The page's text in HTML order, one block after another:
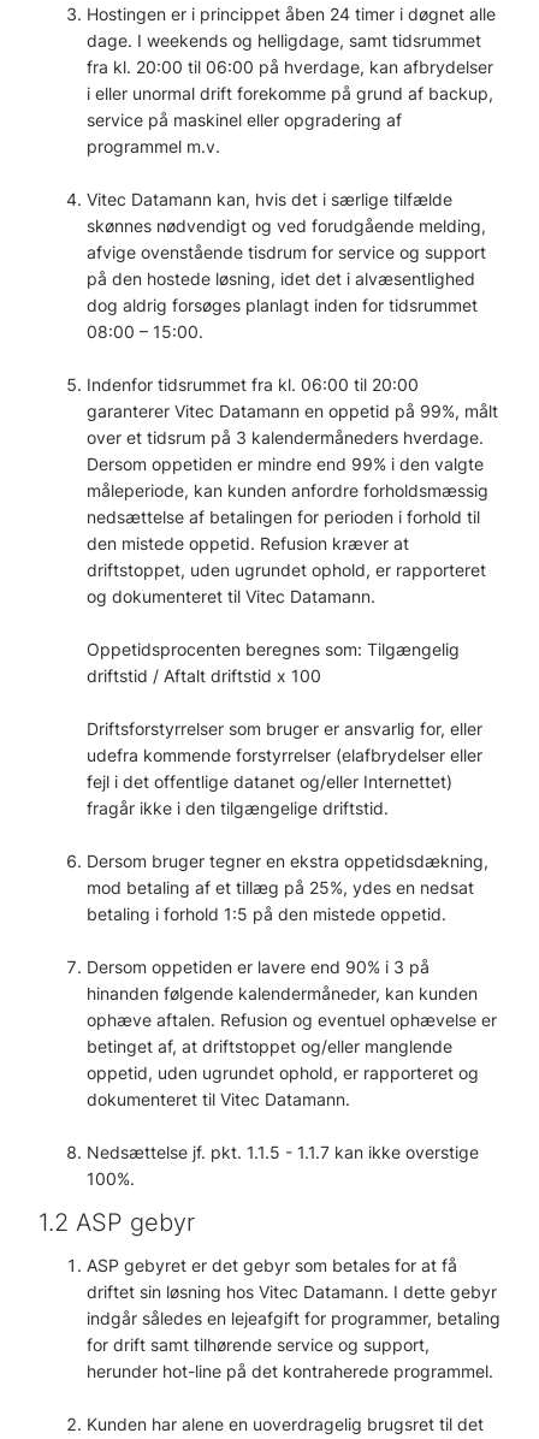
Hostingen er i princippet åben 24 timer i døgnet alle
dage. I weekends og helligdage, samt tidsrummet
fra kl. 20:00 til 06:00 på hverdage, kan afbrydelser
i eller unormal drift forekomme på grund af backup,
service på maskinel eller opgradering af
programmel m.v.
Vitec Datamann kan, hvis det i særlige tilfælde
skønnes nødvendigt og ved forudgående melding,
afvige ovenstående tisdrum for service og support
på den hostede løsning, idet det i alvæsentlighed
dog aldrig forsøges planlagt inden for tidsrummet
08:00 – 15:00.
Indenfor tidsrummet fra kl. 06:00 til 20:00
garanterer Vitec Datamann en oppetid på 99%, målt
over et tidsrum på 3 kalendermåneders hverdage.
Dersom oppetiden er mindre end 99% i den valgte
måleperiode, kan kunden anfordre forholdsmæssig
nedsættelse af betalingen for perioden i forhold til
den mistede oppetid. Refusion kræver at
driftstoppet, uden ugrundet ophold, er rapporteret
og dokumenteret til Vitec Datamann.
Oppetidsprocenten beregnes som: Tilgængelig
driftstid / Aftalt driftstid x 100
Driftsforstyrrelser som bruger er ansvarlig for, eller
udefra kommende forstyrrelser (elafbrydelser eller
fejl i det offentlige datanet og/eller Internettet)
fragår ikke i den tilgængelige driftstid.
Dersom bruger tegner en ekstra oppetidsdækning,
mod betaling af et tillæg på 25%, ydes en nedsat
betaling i forhold 1:5 på den mistede oppetid.
Dersom oppetiden er lavere end 90% i 3 på
hinanden følgende kalendermåneder, kan kunden
ophæve aftalen. Refusion og eventuel ophævelse er
betinget af, at driftstoppet og/eller manglende
oppetid, uden ugrundet ophold, er rapporteret og
dokumenteret til Vitec Datamann.
Nedsættelse jf. pkt. 1.1.5 - 1.1.7 kan ikke overstige
100%.
1.2 ASP gebyr
ASP gebyret er det gebyr som betales for at få
driftet sin løsning hos Vitec Datamann. I dette gebyr
indgår således en lejeafgift for programmer, betaling
for drift samt tilhørende service og support,
herunder hot-line på det kontraherede programmel.
Kunden har alene en uoverdragelig brugsret til det